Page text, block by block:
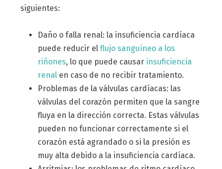
siguientes:
Daño o falla renal: la insuficiencia cardíaca
puede reducir el flujo sanguíneo a los
riñones, lo que puede causarinsuficiencia
renalen caso de no recibir tratamiento.
Problemas de la válvulas cardíacas: las
válvulas del corazón permiten que la sangre
fluya en la dirección correcta. Estas válvulas
pueden no funcionar correctamente si el
corazón está agrandado o si la presión es
muy alta debido a la insuficiencia cardíaca.